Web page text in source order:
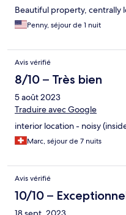
Beautiful property, centrally
Penny, séjour de 1 nuit
Avis vérifié
8/10 – Très bien
5 août 2023
Traduire avec Google
interior location - noisy
Marc, séjour de 7 nuits
Avis vérifié
10/10 –